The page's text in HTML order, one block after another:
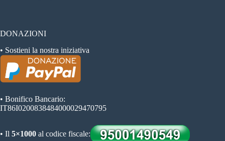
DONAZIONI
• Sostieni la nostra iniziativa
• Bonifico Bancario:
IT86I0200838484000029470795
• Il 5×1000 al codice fiscale: